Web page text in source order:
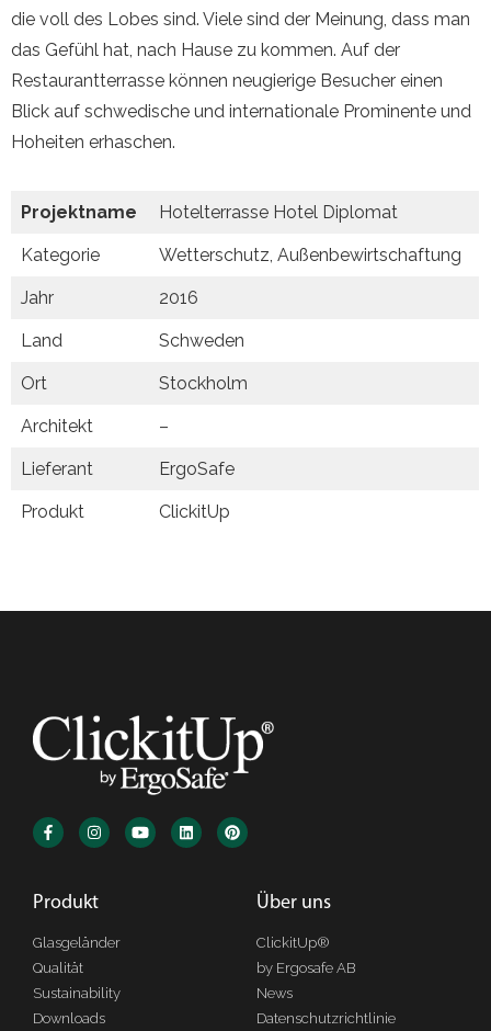
die voll des Lobes sind. Viele sind der Meinung, dass man
das Gefühl hat, nach Hause zu kommen. Auf der
Restaurantterrasse können neugierige Besucher einen
Blick auf schwedische und internationale Prominente und
Hoheiten erhaschen.
Projektname Hotelterrasse Hotel Diplomat
Kategorie Wetterschutz, Außenbewirtschaftung
Jahr 2016
Land Schweden
Ort Stockholm
Architekt –
Lieferant ErgoSafe
Produkt ClickitUp
Produkt
Glasgeländer
Qualität
Sustainability
Downloads
Über uns
ClickitUp®
by Ergosafe AB
News
Datenschutzrichtlinie